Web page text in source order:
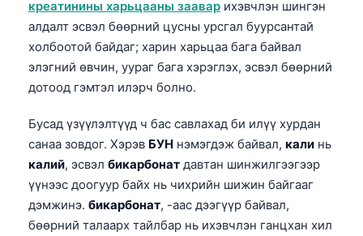
креатинины харьцааны заавар ихэвчлэн шингэн
алдалт эсвэл бөөрний цусны урсгал буурсантай
холбоотой байдаг; харин харьцаа бага байвал
элэгний өвчин, уураг бага хэрэглэх, эсвэл бөөрний
дотоод гэмтэл илэрч болно.
Бусад үзүүлэлтүүд ч бас савлахад би илүү хурдан
санаа зовдог. Хэрэв БУН нэмэгдэж байвал, кали нь
калий, эсвэл бикарбонат давтан шинжилгээгээр
үүнээс доогуур байх нь чихрийн шижин байгааг
дэмжинэ. бикарбонат, -аас дээгүүр байвал,
бөөрний талаарх тайлбар нь ихэвчлэн ганцхан хил